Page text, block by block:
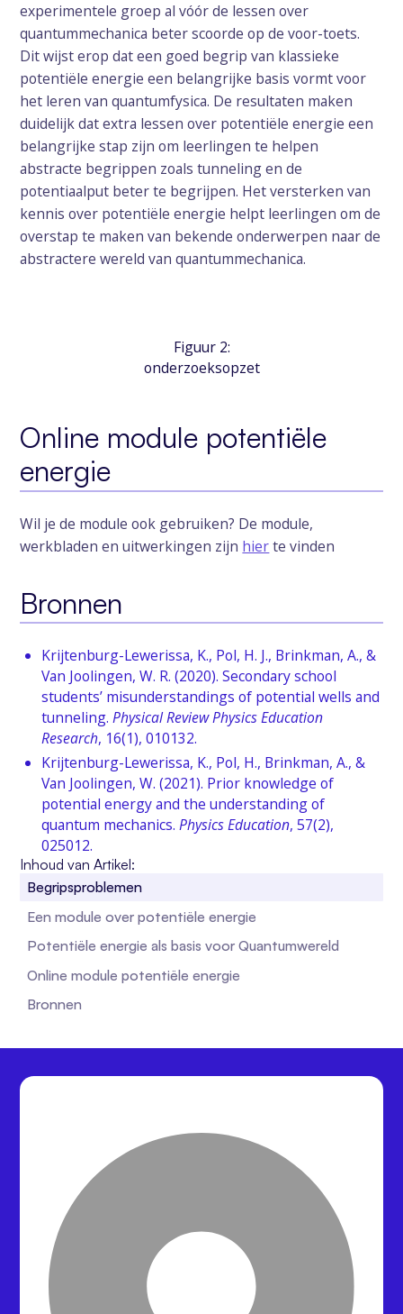
experimentele groep al vóór de lessen over
quantummechanica beter scoorde op de voor-toets.
Dit wijst erop dat een goed begrip van klassieke
potentiële energie een belangrijke basis vormt voor
het leren van quantumfysica. De resultaten maken
duidelijk dat extra lessen over potentiële energie een
belangrijke stap zijn om leerlingen te helpen
abstracte begrippen zoals tunneling en de
potentiaalput beter te begrijpen. Het versterken van
kennis over potentiële energie helpt leerlingen om de
overstap te maken van bekende onderwerpen naar de
abstractere wereld van quantummechanica.
Figuur 2:
onderzoeksopzet
Online module potentiële
energie
Wil je de module ook gebruiken? De module,
werkbladen en uitwerkingen zijn hierte vinden
Bronnen
Krijtenburg-Lewerissa, K., Pol, H. J., Brinkman, A., &
Van Joolingen, W. R. (2020). Secondary school
students’ misunderstandings of potential wells and
tunneling.Physical Review Physics Education
Research, 16(1), 010132.
Krijtenburg-Lewerissa, K., Pol, H., Brinkman, A., &
Van Joolingen, W. (2021). Prior knowledge of
potential energy and the understanding of
quantum mechanics. Physics Education, 57(2),
025012.
Inhoud van Artikel:
Begripsproblemen
Een module over potentiële energie
Potentiële energie als basis voor Quantumwereld
Online module potentiële energie
Bronnen